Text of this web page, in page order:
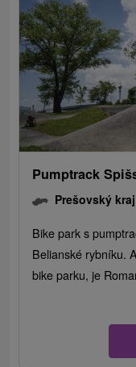
Pumptrack
Prešovský
Bike park s
Belianské rybníku.
bike parku, je